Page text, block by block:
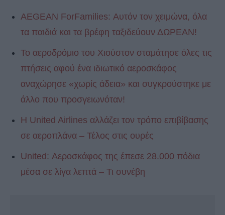
AEGEAN ForFamilies: Αυτόν τον χειμώνα, όλα
τα παιδιά και τα βρέφη ταξιδεύουν ΔΩΡΕΑΝ!
Το αεροδρόμιο του Χιούστον σταμάτησε όλες τις
πτήσεις αφού ένα ιδιωτικό αεροσκάφος
αναχώρησε «χωρίς άδεια» και συγκρούστηκε με
άλλο που προσγειωνόταν!
Η United Airlines αλλάζει τον τρόπο επιβίβασης
σε αεροπλάνα – Τέλος στις ουρές
United: Αεροσκάφος της έπεσε 28.000 πόδια
μέσα σε λίγα λεπτά – Τι συνέβη